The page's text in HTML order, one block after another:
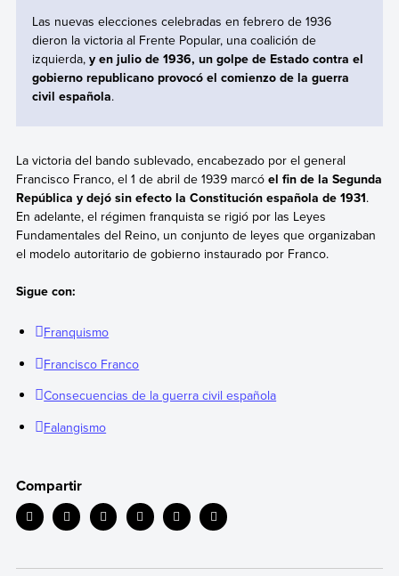
Las nuevas elecciones celebradas en febrero de 1936
dieron la victoria al Frente Popular, una coalición de
izquierda,y en julio de 1936, un golpe de Estado contra el
gobierno republicano provocó el comienzo de la guerra
civil española.
La victoria del bando sublevado, encabezado por el general
Francisco Franco, el 1 de abril de 1939 marcóel fin de la Segunda
República y dejó sin efecto la Constitución española de 1931.
En adelante, el régimen franquista se rigió por las Leyes
Fundamentales del Reino, un conjunto de leyes que organizaban
el modelo autoritario de gobierno instaurado por Franco.
Sigue con:
Franquismo
Francisco Franco
Consecuencias de la guerra civil española
Falangismo
Compartir